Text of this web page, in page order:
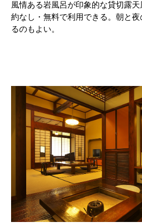
風情ある岩風呂が印象的な貸切露
約なし・無料で利用できる。朝と
るのもよい。